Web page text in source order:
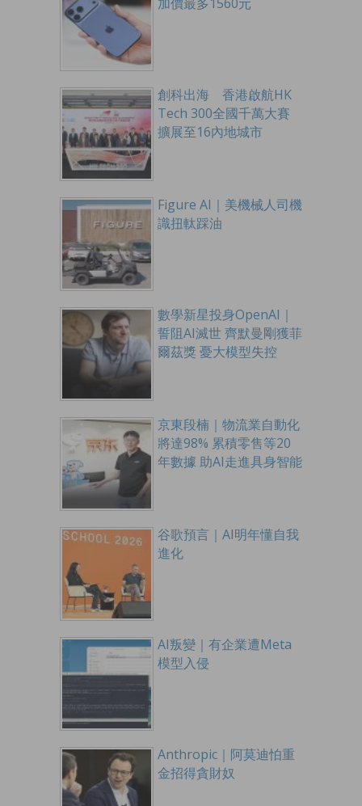
創科出海 香港啟航HK
Tech 300全國千萬大賽
擴展至16內地城市
Figure AI｜美機械人司機
識扭軚踩油
數學新星投身OpenAI｜
誓阻AI滅世 齊默曼剛獲菲
爾茲獎 憂大模型失控
京東段楠｜物流業自動化
將達98% 累積零售等20
年數據 助AI走進具身智能
谷歌預言｜AI明年懂自我
進化
AI叛變｜有企業遭Meta
模型入侵
Anthropic｜阿莫迪怕重
金招得貪財奴